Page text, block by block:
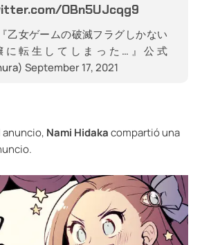
OBn5UJcqg9
乙女ゲームの破滅フラグしかない
に転生してしまった…』公式
September 17, 2021
anuncio, Nami Hidakacompartió una